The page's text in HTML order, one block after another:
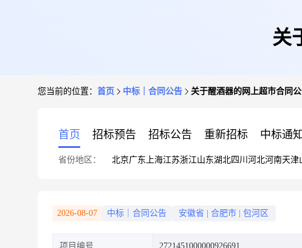
关
您当前的位置： 首页 中标｜合同公告 关于醒酒器的网上超市合同
首页 招标预告 招标公告 重新招标 中标通知
省份地区： 北京广东 上海江苏浙江山东湖北四川 河北河南天津
2026-08-07 中标｜合同公告 安徽省 合肥市 包河区
项目编号 2721451000000926691